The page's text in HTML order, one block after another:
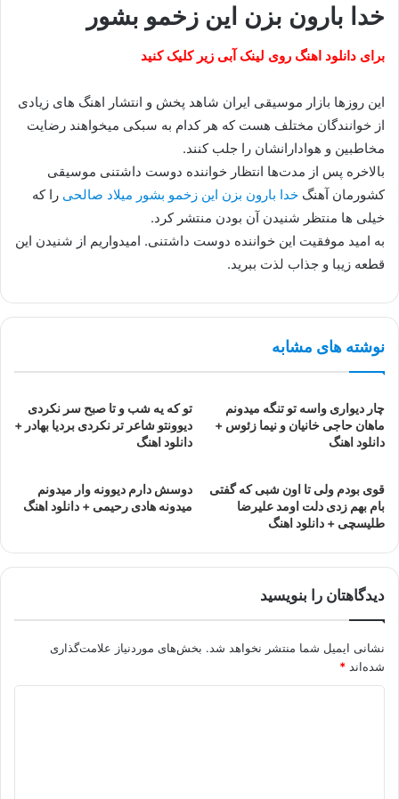
خدا بارون بزن این زخمو بشور
برای دانلود اهنگ روی لینک آبی زیر کلیک کنید
این روزها بازار موسیقی ایران شاهد پخش و انتشار اهنگ های زیادی
از خوانندگان مختلف هست که هر کدام به سبکی میخواهند رضایت
مخاطبین و هوادارانشان را جلب کنند.
بالاخره پس از مدت‌ها انتظار خواننده دوست داشتنی موسیقی
کشورمان آهنگ خدا بارون بزن این زخمو بشور میلاد صالحی را که
خیلی ها منتظر شنیدن آن بودن منتشر کرد.
به امید موفقیت این خواننده دوست داشتنی. امیدواریم از شنیدن این
قطعه زیبا و جذاب لذت ببرید.
نوشته های مشابه
چار دیواری واسه تو تنگه میدونم
ماهان حاجی خانیان و نیما زئوس +
دانلود اهنگ
تو که یه شب و تا صبح سر نکردی
دیوونتو شاعر تر نکردی بردیا بهادر +
دانلود اهنگ
قوی بودم ولی تا اون شبی که گفتی
بام بهم زدی دلت اومد علیرضا
طلیسچی + دانلود اهنگ
دوسش دارم دیوونه وار میدونم
میدونه هادی رحیمی + دانلود اهنگ
دیدگاهتان را بنویسید
نشانی ایمیل شما منتشر نخواهد شد. بخش‌های موردنیاز علامت‌گذاری
شده‌اند *